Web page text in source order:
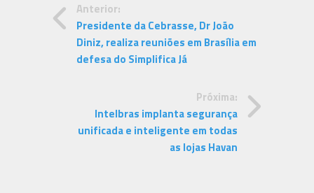
Anterior:
Presidente da Cebrasse, Dr João
Diniz, realiza reuniões em Brasília em
defesa do Simplifica Já
Próxima:
Intelbras implanta segurança
unificada e inteligente em todas
as lojas Havan